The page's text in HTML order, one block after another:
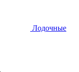
Лодочные